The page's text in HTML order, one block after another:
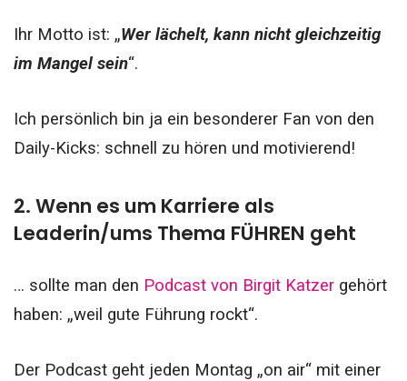
Ihr Motto ist: „Wer lächelt, kann nicht gleichzeitig
im Mangel sein“.
Ich persönlich bin ja ein besonderer Fan von den
Daily-Kicks: schnell zu hören und motivierend!
2. Wenn es um Karriere als
Leaderin/ums Thema FÜHREN geht
… sollte man den Podcast von Birgit Katzer gehört
haben: „weil gute Führung rockt“.
Der Podcast geht jeden Montag „on air“ mit einer